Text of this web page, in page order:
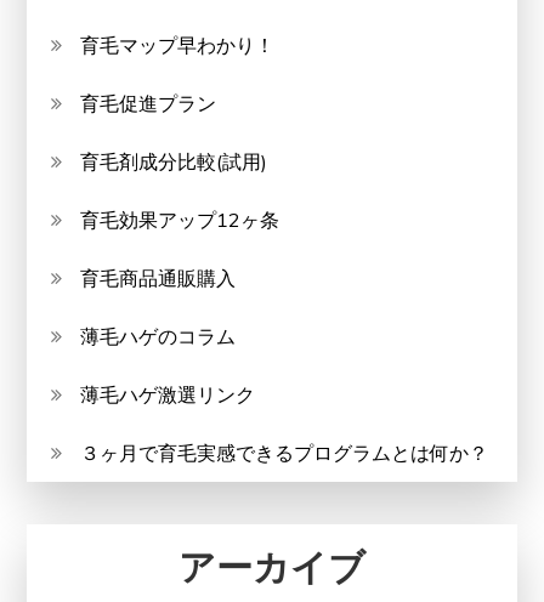
育毛マップ早わかり！
育毛促進プラン
育毛剤成分比較(試用)
育毛効果アップ12ヶ条
育毛商品通販購入
薄毛ハゲのコラム
薄毛ハゲ激選リンク
３ヶ月で育毛実感できるプログラムとは何か？
アーカイブ